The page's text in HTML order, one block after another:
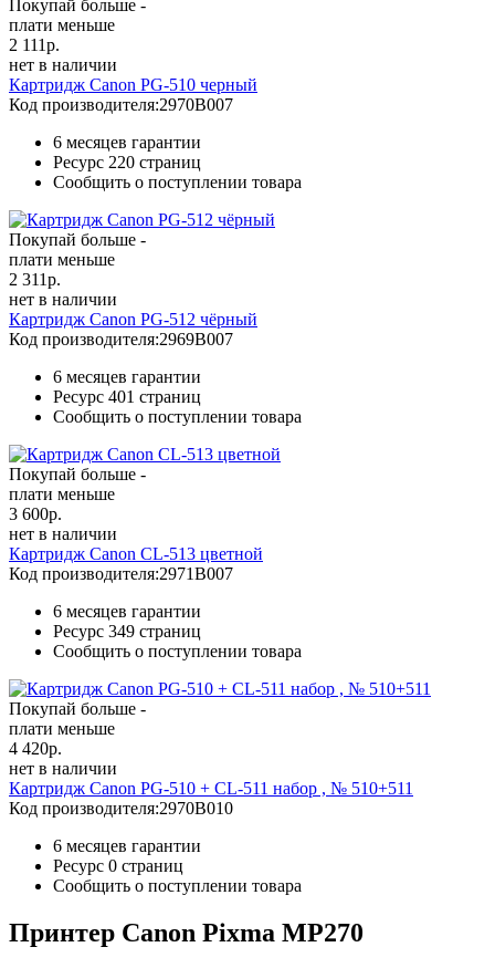
Покупай больше -
плати меньше
2 111р.
нет в наличии
Картридж Canon PG-510 черный
Код производителя:2970B007
6 месяцев гарантии
Ресурс 220 страниц
Сообщить о поступлении товара
Покупай больше -
плати меньше
2 311р.
нет в наличии
Картридж Canon PG-512 чёрный
Код производителя:2969B007
6 месяцев гарантии
Ресурс 401 страниц
Сообщить о поступлении товара
Покупай больше -
плати меньше
3 600р.
нет в наличии
Картридж Canon CL-513 цветной
Код производителя:2971B007
6 месяцев гарантии
Ресурс 349 страниц
Сообщить о поступлении товара
Покупай больше -
плати меньше
4 420р.
нет в наличии
Картридж Canon PG-510 + CL-511 набор , № 510+511
Код производителя:2970B010
6 месяцев гарантии
Ресурс 0 страниц
Сообщить о поступлении товара
Принтер Canon Pixma MP270